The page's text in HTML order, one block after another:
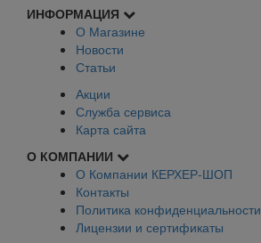
ИНФОРМАЦИЯ
О Магазине
Новости
Статьи
Акции
Служба сервиса
Карта сайта
О КОМПАНИИ
О Компании КЕРХЕР-ШОП
Контакты
Политика конфиденциальности
Лицензии и сертификаты